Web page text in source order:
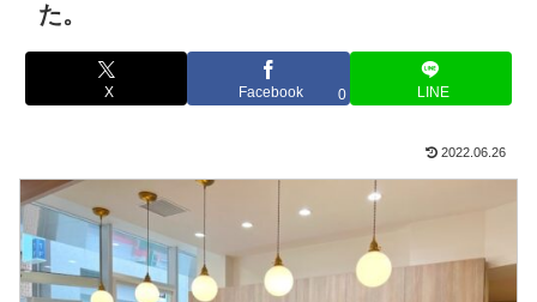
た。
X Facebook 0 LINE
2022.06.26